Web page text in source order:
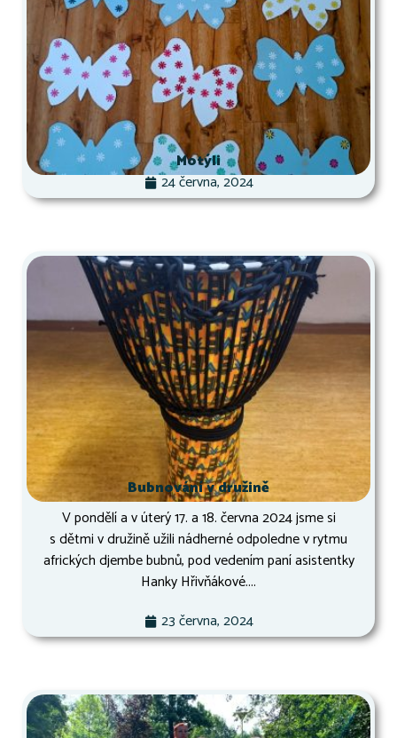
Motýli
24 června, 2024
Bubnování v družině
V pondělí a v úterý 17. a 18. června 2024 jsme si
s dětmi v družině užili nádherné odpoledne v rytmu
afrických djembe bubnů, pod vedením paní asistentky
Hanky Hřivňákové....
23 června, 2024